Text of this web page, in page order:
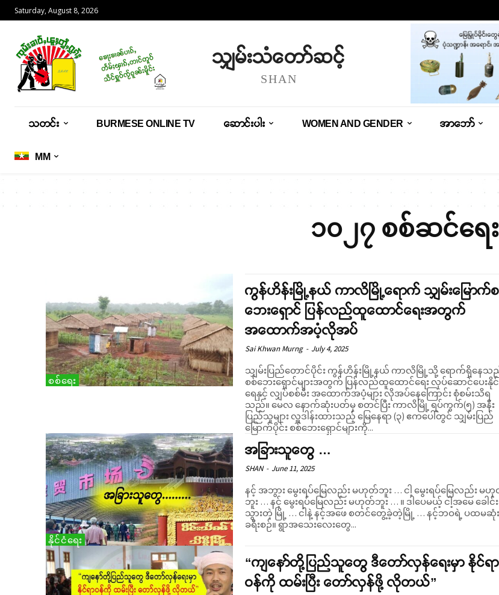
Saturday, August 8, 2026
သျှမ်းသံတော်ဆင့်
SHAN
သတင်း BURMESE ONLINE TV ဆောင်းပါး WOMEN AND GENDER အာဘော်
MM
၁၀၂၇ စစ်ဆင်ရေး
စစ်ရေး
ကွန်ဟိန်းမြို့နယ် ကာလိမြို့ရောက် သျှမ်းမြောက်
ဘေးရှောင် ပြန်လည်ထူထောင်ရေးအတွက်
အထောက်အပံ့လိုအပ်
Sai Khwan Murng - July 4, 2025
သျှမ်းပြည်တောင်ပိုင်း ကွန်ဟိန်းမြို့နယ် ကာလိမြို့သို့ ရောက်ရှိနေသ
စစ်ဘေးရှောင်များအတွက် ပြန်လည်ထူထောင်ရေး လုပ်ဆောင်ပေးနို
ရေနှင့် လျှပ်စစ်မီး အထောက်အပံ့များ လိုအပ်နေကြောင်း စုံစမ်းသိရ
သည်။ မေလ နောက်ဆုံးပတ်မှ စတင်ပြီး ကာလိမြို့ ရပ်ကွက်(၅) အနီး
ပြည်သူများ လှူဒါန်းထားသည့် မြေနေရာ (၃) ဧကပေါ်တွင် သျှမ်းပြည်
မြောက်ပိုင်း စစ်ဘေးရှောင်များကို...
နိုင်ငံရေး
အခြားသူတွေ …
SHAN - June 11, 2025
နင့် အဘွား မွေးရပ်မြေလည်း မဟုတ်ဘူး … ငါ့ မွေးရပ်မြေလည်း မ
ဘူး … နင့် မွေးရပ်မြေလည်း မဟုတ်ဘူး … ။ ဒါပေမယ့် ငါ့အမေ ခေါင်းချ
သွားတဲ့ မြို့ … ငါနဲ့ နင့်အဖေ စတင်တွေ့ခဲ့တဲ့မြို့ … နင့်ဘဝရဲ့ ပထမဆုံး
ခရီးစဉ်။ ရွာအသေးလေးတွေ...
“ကျနော်တို့ပြည်သူတွေ ဒီတော်လှန်ရေးမှာ နိုင်ရာ
ဝန်ကို ထမ်းပြီး တော်လှန်ဖို့ လိုတယ်”